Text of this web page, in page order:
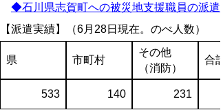
◆石川県志賀町への被災地支援職員の派遣
【派遣実績】（6月28日現在。のべ人数）
県 市町村
その他
（消防）
合計
533 140 231